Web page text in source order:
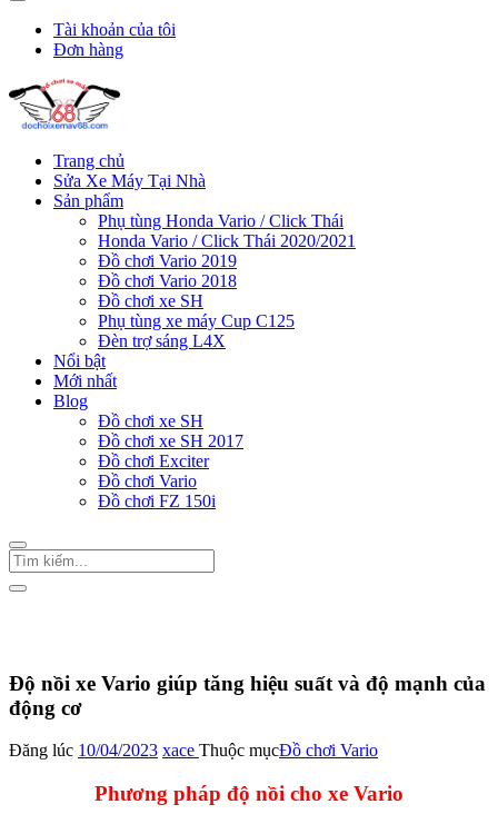
Tài khoản của tôi
Đơn hàng
Trang chủ
Sửa Xe Máy Tại Nhà
Sản phẩm
Phụ tùng Honda Vario / Click Thái
Honda Vario / Click Thái 2020/2021
Đồ chơi Vario 2019
Đồ chơi Vario 2018
Đồ chơi xe SH
Phụ tùng xe máy Cup C125
Đèn trợ sáng L4X
Nổi bật
Mới nhất
Blog
Đồ chơi xe SH
Đồ chơi xe SH 2017
Đồ chơi Exciter
Đồ chơi Vario
Đồ chơi FZ 150i
Độ nồi xe Vario giúp tăng hiệu suất và độ mạnh của
động cơ
Đăng lúc 10/04/2023 xace Thuộc mụcĐồ chơi Vario
Phương pháp độ nồi cho xe Vario